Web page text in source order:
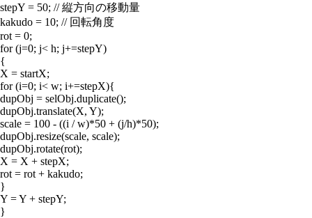
stepY = 50; // 縦方向の移動量
kakudo = 10; // 回転角度
rot = 0;
for (j=0; j< h; j+=stepY)
{
X = startX;
for (i=0; i< w; i+=stepX){
dupObj = selObj.duplicate();
dupObj.translate(X, Y);
scale = 100 - ((i / w)*50 + (j/h)*50);
dupObj.resize(scale, scale);
dupObj.rotate(rot);
X = X + stepX;
rot = rot + kakudo;
}
Y = Y + stepY;
}